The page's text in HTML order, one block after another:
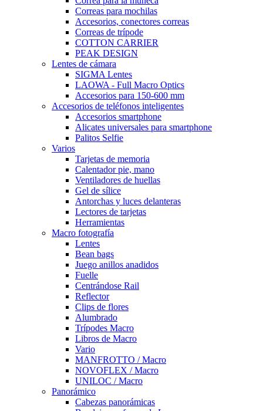
Correas para mochilas
Accesorios, conectores correas
Correas de trípode
COTTON CARRIER
PEAK DESIGN
Lentes de cámara
SIGMA Lentes
LAOWA - Full Macro Optics
Accesorios para 150-600 mm
Accesorios de teléfonos inteligentes
Accesorios smartphone
Alicates universales para smartphone
Palitos Selfie
Varios
Tarjetas de memoria
Calentador pie, mano
Ventiladores de huellas
Gel de sílice
Antorchas y luces delanteras
Lectores de tarjetas
Herramientas
Macro fotografía
Lentes
Bean bags
Juego anillos anadidos
Fuelle
Centrándose Rail
Reflector
Clips de flores
Alumbrado
Trípodes Macro
Libros de Macro
Vario
MANFROTTO / Macro
NOVOFLEX / Macro
UNILOC / Macro
Panorámico
Cabezas panorámicas